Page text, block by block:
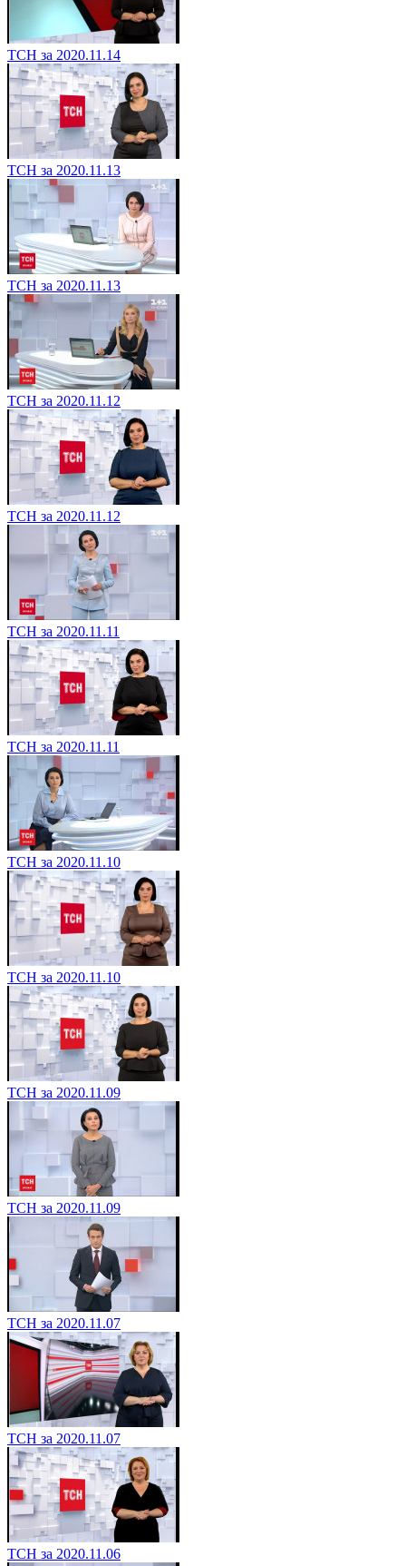
ТСН за 2020.11.14
ТСН за 2020.11.13
ТСН за 2020.11.13
ТСН за 2020.11.12
ТСН за 2020.11.12
ТСН за 2020.11.11
ТСН за 2020.11.11
ТСН за 2020.11.10
ТСН за 2020.11.10
ТСН за 2020.11.09
ТСН за 2020.11.09
ТСН за 2020.11.07
ТСН за 2020.11.07
ТСН за 2020.11.06